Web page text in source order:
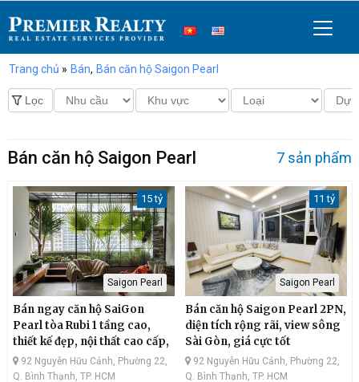
Trang chủ » Bán, Bán căn hộ Saigon Pearl
Bán căn hộ Saigon Pearl 7 sản phẩm
15 tỷ
Saigon Pearl
Bán ngay căn hộ SaiGon
Pearl tòa Rubi 1 tầng cao,
thiết kế đẹp, nội thất cao cấp,
view sông siêu hiếm
92 Nguyễn Hữu Cảnh, Phường 22,
Q. Bình Thạnh, TP. HCM
11 tỷ
Saigon Pearl
Bán căn hộ Saigon Pearl 2PN,
diện tích rộng rãi, view sông
Sài Gòn, giá cực tốt
92 Nguyễn Hữu Cảnh, Phường 22,
Q. Bình Thạnh, TP. HCM